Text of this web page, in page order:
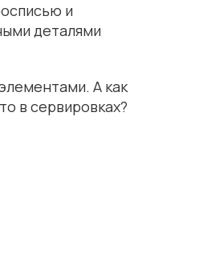
и
деталями
А как
в сервировках?